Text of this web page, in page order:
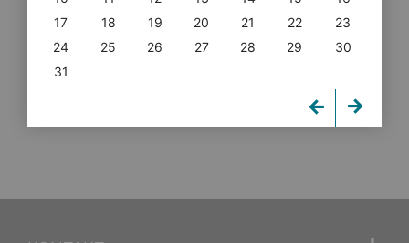
17
18 19 20 21 22
23
24
25 26 27 28 29
30
31